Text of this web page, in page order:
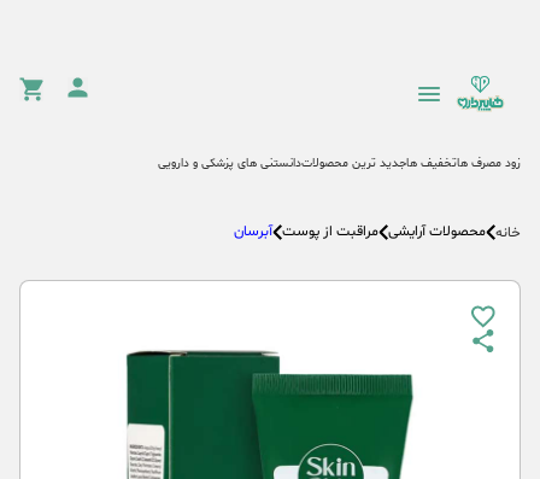
زود مصرف هاتخفیف هاجدید ترین محصولاتدانستنی های پزشکی و دارویی
خانه محصولات آرایشی مراقبت از پوست آبرسان